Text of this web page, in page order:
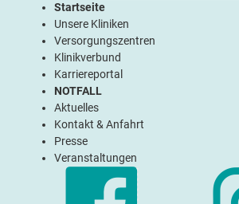
Startseite
Unsere Kliniken
Versorgungszentren
Klinikverbund
Karriereportal
NOTFALL
Aktuelles
Kontakt & Anfahrt
Presse
Veranstaltungen